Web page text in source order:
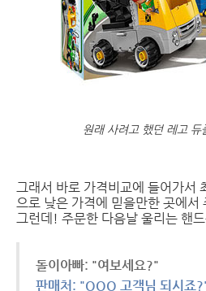
원래 사려고 했던 레고 듀
그래서 바로 가격비교에 들어가서
으로 낮은 가격에 믿을만한 곳에서
그런데! 주문한 다음날 울리는 핸
돌이아빠: "여보세요?"
판매처: "OOO 고객님 되시죠